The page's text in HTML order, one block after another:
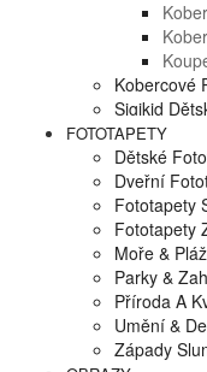
Kobercové
Sigikid
FOTOTAPETY
Dětské
Dveřní
Fototapety
Fototapety
Moře &
Parky &
Příroda A
Umění &
Západy